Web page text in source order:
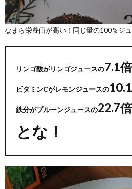
なまら栄養価が高い！同じ量の100％ジ
リンゴ酸がリンゴジュースの7.1倍
ビタミンCがレモンジュースの
鉄分がプルーンジュースの22.7倍
とな！